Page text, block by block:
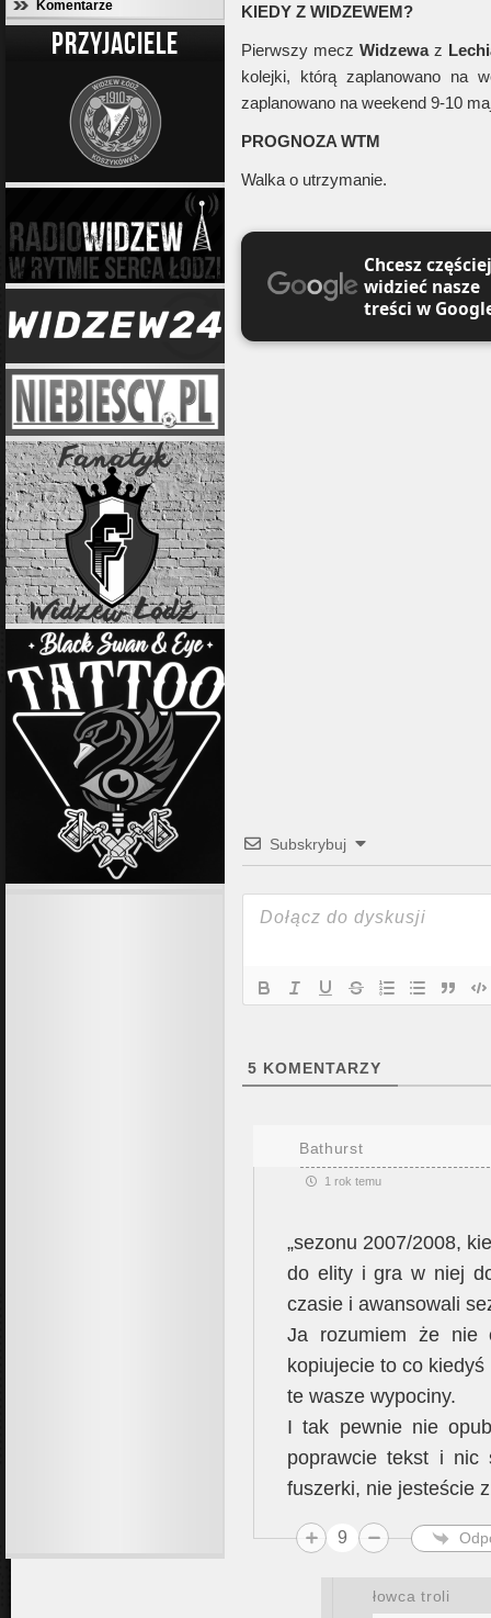
Komentarze
PRZYJACIELE
KIEDY Z WIDZEWEM?
Pierwszy mecz Widzewaz
kolejki, którą zaplanowano na
zaplanowano na weekend 9-10
PROGNOZA WTM
Walka o utrzymanie.
Chcesz częściej
widzieć nasze
treści w
Subskrybuj
5 KOMENTARZY
Bathurst
1 rok temu
„sezonu 2007/2008,
do elity i gra w niej
czasie i awansowali
Ja rozumiem że nie
kopiujecie to co
te wasze wypociny.
I tak pewnie nie
poprawcie tekst i
fuszerki, nie jesteście
9
łowca troli